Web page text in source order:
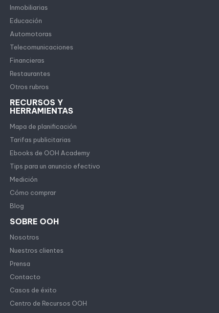
Inmobiliarias
Educación
Automotoras
Telecomunicaciones
Financieras
Restaurantes
Otros rubros
RECURSOS Y
HERRAMIENTAS
Mapa de planificación
Tarifas publicitarias
Ebooks de OOH Academy
Tips para un anuncio efectivo
Medición
Cómo comprar
Blog
SOBRE OOH
Nosotros
Nuestros clientes
Prensa
Contacto
Casos de éxito
Centro de Recursos OOH